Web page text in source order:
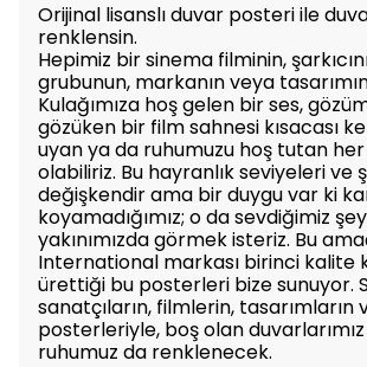
Orijinal lisanslı duvar posteri ile
renklensin.
Hepimiz bir sinema filminin,
grubunun, markanın veya
Kulağımıza hoş gelen bir ses,
gözüken bir film sahnesi kısacası
uyan ya da ruhumuzu hoş tutan
olabiliriz. Bu hayranlık seviyeleri ve
değişkendir ama bir duygu var ki
koyamadığımız; o da sevdiğimiz
yakınımızda görmek isteriz. Bu
International markası birinci kalite
ürettiği bu posterleri bize sunuyor.
sanatçıların, filmlerin, tasarımların
posterleriyle, boş olan
ruhumuz da renklenecek.